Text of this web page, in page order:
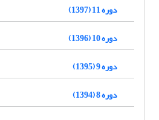
دوره 11 (1397)
دوره 10 (1396)
دوره 9 (1395)
دوره 8 (1394)